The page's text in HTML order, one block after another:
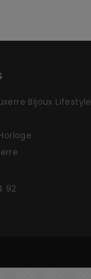
Bijoux Lifestyle
92